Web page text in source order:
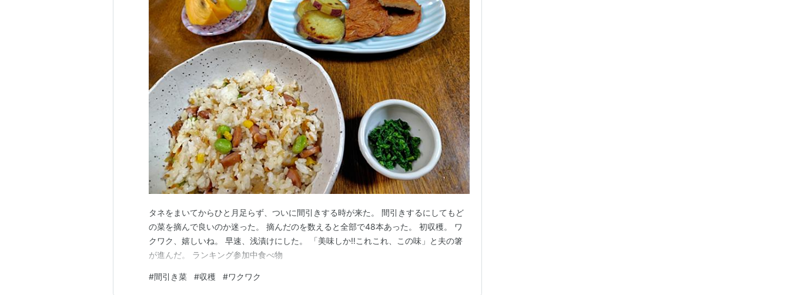
タネをまいてからひと月足らず、ついに間引きする時が来た。 間引きするにしてもど
の菜を摘んで良いのか迷った。 摘んだのを数えると全部で48本あった。 初収穫。 ワ
クワク、嬉しいね。 早速、浅漬けにした。 「美味しか‼これこれ、この味」と夫の箸
が進んだ。 ランキング参加中食べ物
#間引き菜 #収穫 #ワクワク